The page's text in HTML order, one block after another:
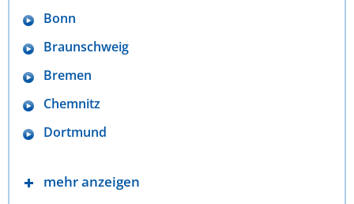
Bonn
Braunschweig
Bremen
Chemnitz
Dortmund
mehr anzeigen